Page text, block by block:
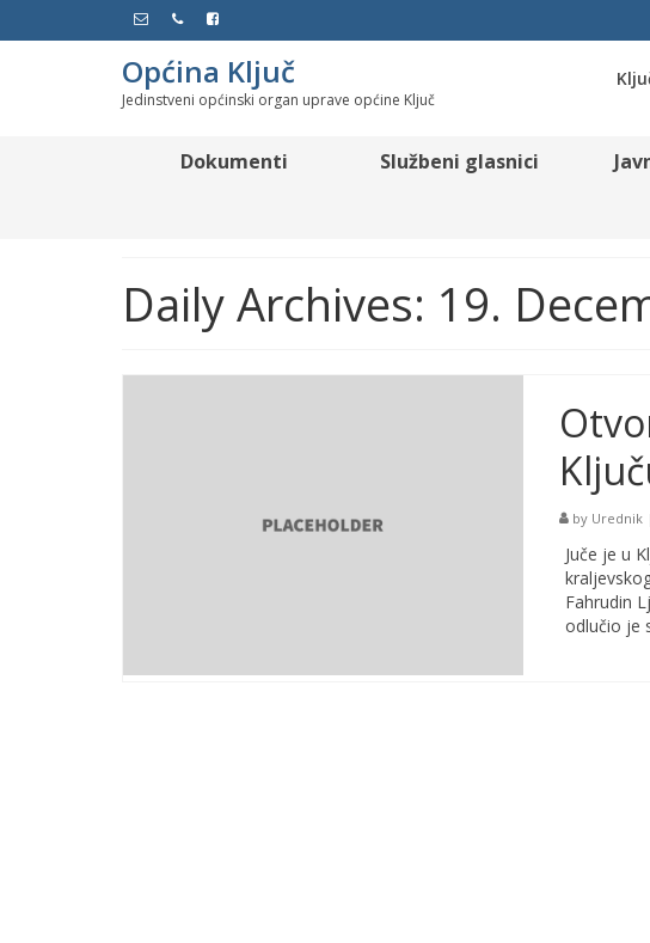
Općina Ključ
Jedinstveni općinski organ uprave općine Ključ
Dokumenti Službeni glasnici
Daily Archives: 19.
by Urednik|
Juče je u
Fahrudin
odlučio je